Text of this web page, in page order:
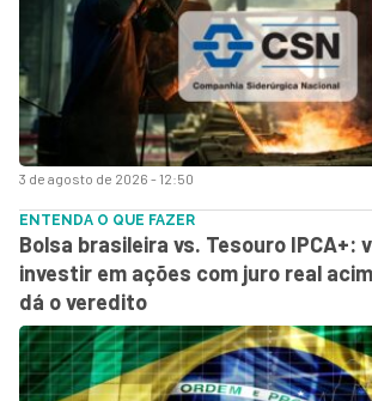
3 de agosto de 2026 - 12:50
ENTENDA O QUE FAZER
Bolsa brasileira vs. Tesouro IPCA+:
investir em ações com juro real
dá o veredito